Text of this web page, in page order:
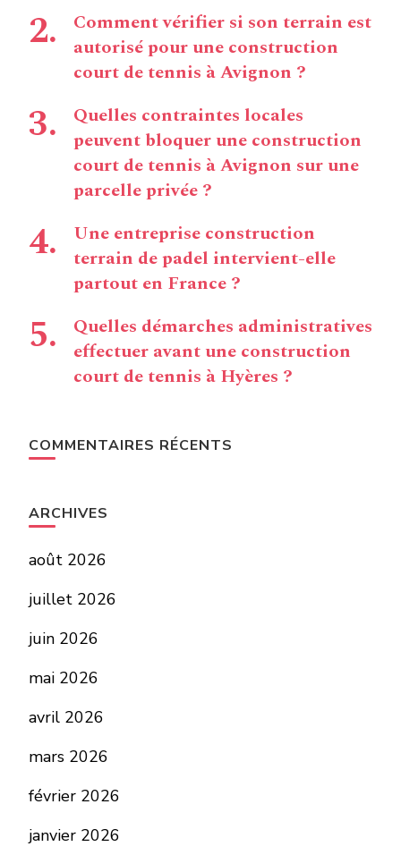
Comment vérifier si son terrain est
autorisé pour une construction
court de tennis à Avignon ?
Quelles contraintes locales
peuvent bloquer une construction
court de tennis à Avignon sur une
parcelle privée ?
Une entreprise construction
terrain de padel intervient-elle
partout en France ?
Quelles démarches administratives
effectuer avant une construction
court de tennis à Hyères ?
COMMENTAIRES RÉCENTS
ARCHIVES
août 2026
juillet 2026
juin 2026
mai 2026
avril 2026
mars 2026
février 2026
janvier 2026